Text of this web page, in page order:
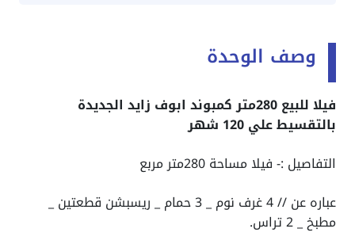
وصف الوحدة
فيلا للبيع 280متر كمبوند ابوف زايد الجديدة
بالتقسيط علي 120 شهر
التفاصيل :- فيلا مساحة 280متر مربع
عباره عن // 4 غرف نوم _ 3 حمام _ ريسبشن قطعتين _
مطبخ _ 2 تراس.